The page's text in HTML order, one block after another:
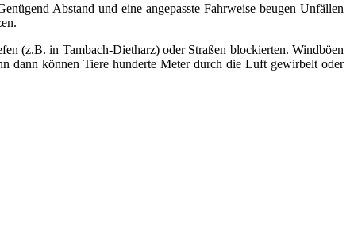
Abstand und eine angepasste Fahrweise beugen Unfällen
(z.B. in Tambach-Dietharz) oder Straßen blockierten. Windböen
dann können Tiere hunderte Meter durch die Luft gewirbelt oder